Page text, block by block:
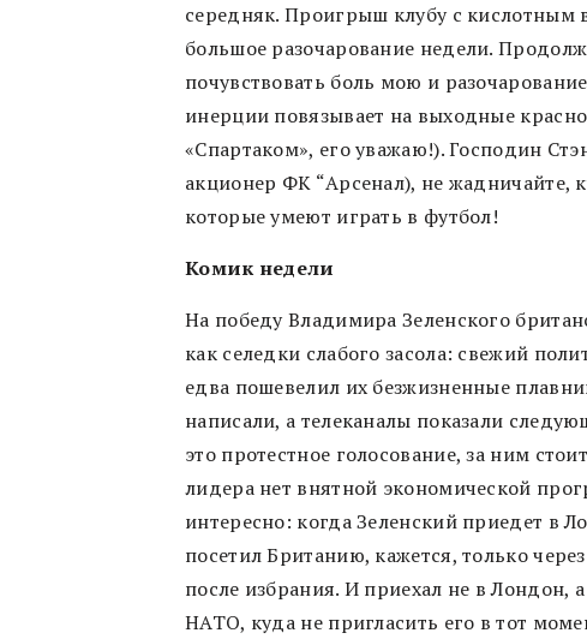
середняк. Проигрыш клубу с кислотным
большое разочарование недели.
почувствовать боль мою и
инерции повязывает на выходные
«Спартаком», его уважаю!). Господин
акционер ФК “Арсенал), не жадничайте,
которые умеют играть в футбол!
Комик недели
На победу Владимира Зеленского
как селедки слабого засола: свежий
едва пошевелил их безжизненные
написали, а телеканалы показали
это протестное голосование, за ним
лидера нет внятной экономической
интересно: когда Зеленский приедет в
посетил Британию, кажется, только
после избрания. И приехал не в Лондон,
НАТО, куда не пригласить его в тот